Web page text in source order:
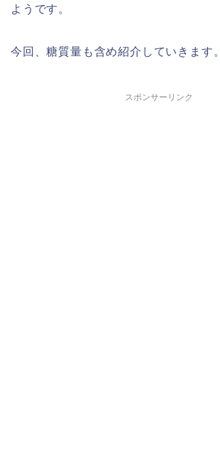
ようです。
今回、糖質量も含め紹介していきます。
スポンサーリンク